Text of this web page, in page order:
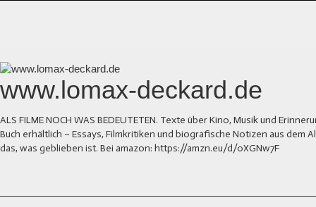
www.lomax-deckard.de
ALS FILME NOCH WAS BEDEUTETEN. Texte über Kino, Musik und
Buch erhältlich – Essays, Filmkritiken und biografische Notizen aus dem
das, was geblieben ist. Bei amazon: https://amzn.eu/d/0XGNw7F